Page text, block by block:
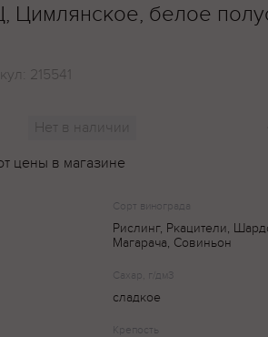
Цимлянское, белое
215541
Нет в наличии
цены в магазине
Сорт винограда
Рислинг, Ркацители,
Магарача, Совиньон
Сахар, г/дм3
сладкое
Крепость